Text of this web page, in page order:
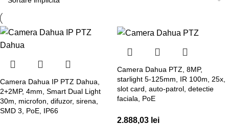
Camera Dahua IP PTZ Dahua,
2+2MP, 4mm, Smart Dual Light
30m, microfon, difuzor, sirena,
SMD 3, PoE, IP66
Camera Dahua PTZ, 8MP,
starlight 5-125mm, IR 100m, 25x,
slot card, auto-patrol, detectie
faciala, PoE
2.888,03 lei